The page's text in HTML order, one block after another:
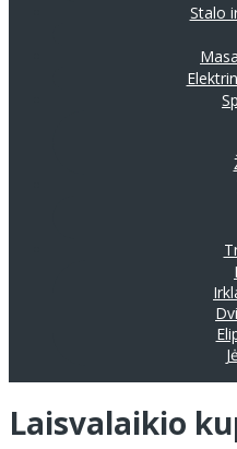
Stalo
Laisvalaikio